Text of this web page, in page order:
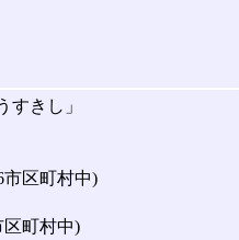
すきし」
市区町村中)
区町村中)